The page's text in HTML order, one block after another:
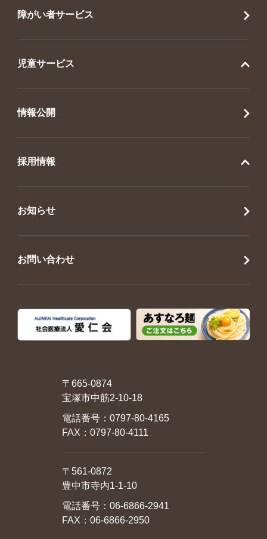
障がい者サービス
児童サービス
情報公開
採用情報
お知らせ
お問い合わせ
〒665-0874
宝塚市中筋2-10-18
電話番号： 0797-80-4165
FAX：0797-80-4111
〒561-0872
豊中市寺内1-1-10
電話番号： 06-6866-2941
FAX：06-6866-2950